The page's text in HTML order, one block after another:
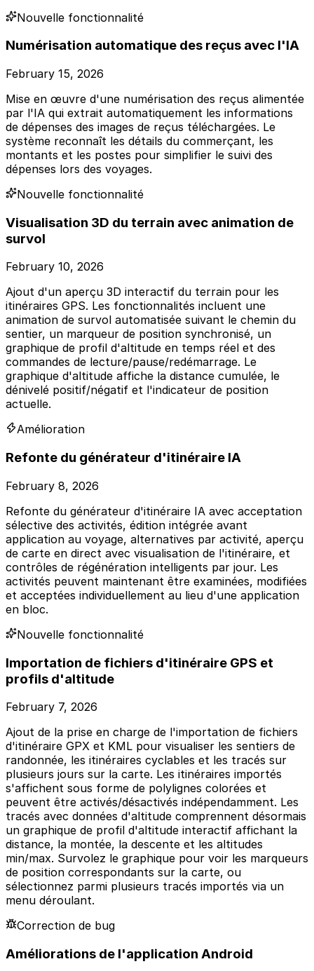
Nouvelle fonctionnalité
Numérisation automatique des reçus avec l'IA
February 15, 2026
Mise en œuvre d'une numérisation des reçus alimentée
par l'IA qui extrait automatiquement les informations
de dépenses des images de reçus téléchargées. Le
système reconnaît les détails du commerçant, les
montants et les postes pour simplifier le suivi des
dépenses lors des voyages.
Nouvelle fonctionnalité
Visualisation 3D du terrain avec animation de
survol
February 10, 2026
Ajout d'un aperçu 3D interactif du terrain pour les
itinéraires GPS. Les fonctionnalités incluent une
animation de survol automatisée suivant le chemin du
sentier, un marqueur de position synchronisé, un
graphique de profil d'altitude en temps réel et des
commandes de lecture/pause/redémarrage. Le
graphique d'altitude affiche la distance cumulée, le
dénivelé positif/négatif et l'indicateur de position
actuelle.
Amélioration
Refonte du générateur d'itinéraire IA
February 8, 2026
Refonte du générateur d'itinéraire IA avec acceptation
sélective des activités, édition intégrée avant
application au voyage, alternatives par activité, aperçu
de carte en direct avec visualisation de l'itinéraire, et
contrôles de régénération intelligents par jour. Les
activités peuvent maintenant être examinées, modifiées
et acceptées individuellement au lieu d'une application
en bloc.
Nouvelle fonctionnalité
Importation de fichiers d'itinéraire GPS et
profils d'altitude
February 7, 2026
Ajout de la prise en charge de l'importation de fichiers
d'itinéraire GPX et KML pour visualiser les sentiers de
randonnée, les itinéraires cyclables et les tracés sur
plusieurs jours sur la carte. Les itinéraires importés
s'affichent sous forme de polylignes colorées et
peuvent être activés/désactivés indépendamment. Les
tracés avec données d'altitude comprennent désormais
un graphique de profil d'altitude interactif affichant la
distance, la montée, la descente et les altitudes
min/max. Survolez le graphique pour voir les marqueurs
de position correspondants sur la carte, ou
sélectionnez parmi plusieurs tracés importés via un
menu déroulant.
Correction de bug
Améliorations de l'application Android